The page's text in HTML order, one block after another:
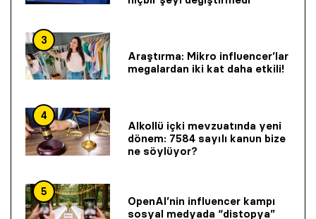
3
Araştırma: Mikro influencer’lar
megalardan iki kat daha etkili!
4
Alkollü içki mevzuatında yeni
dönem: 7584 sayılı kanun bize
ne söylüyor?
5
OpenAI’nin influencer kampı
sosyal medyada “distopya”